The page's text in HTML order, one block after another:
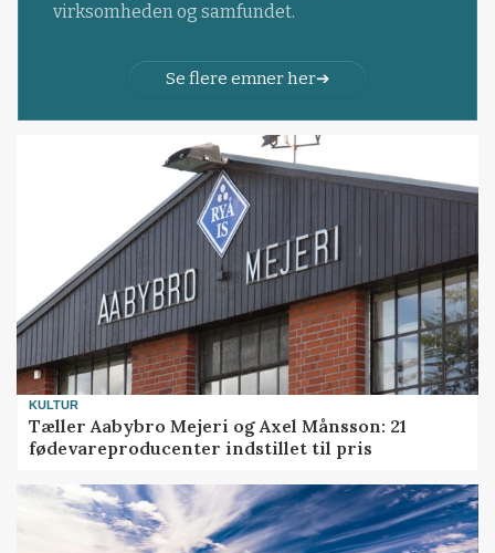
virksomheden og samfundet.
Se flere emner her
KULTUR
Tæller Aabybro Mejeri og Axel Månsson: 21
fødevareproducenter indstillet til pris